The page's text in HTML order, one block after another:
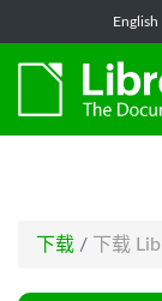
English
下载 / 下载